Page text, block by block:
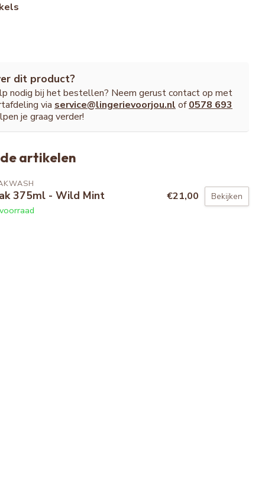
dit product?
nodig bij het bestellen? Neem gerust contact op met
via service@lingerievoorjou.nl of0578 693
je graag verder!
artikelen
375ml - Wild Mint €21,00 Bekijken